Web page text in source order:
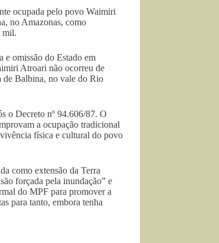
ocupada pelo povo Waimiri
no Amazonas, como
mil.
e omissão do Estado em
Atroari não ocorreu de
de Balbina, no vale do Rio
o Decreto nº 94.606/87. O
a ocupação tradicional
física e cultural do povo
como extensão da Terra
forçada pela inundação” e
do MPF para promover a
para tanto, embora tenha